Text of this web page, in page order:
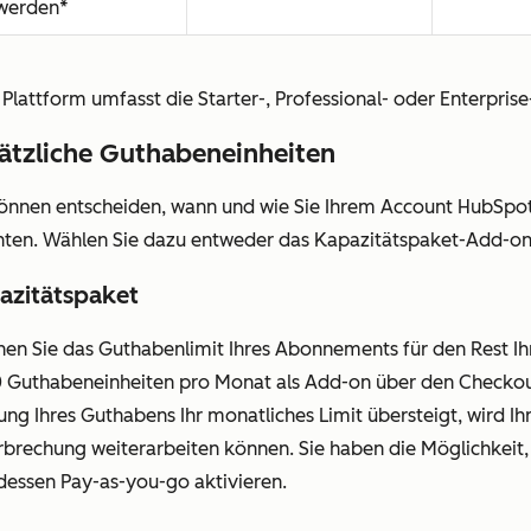
umfasst die Starter-, Professional- oder
Guthabeneinheiten
entscheiden, wann und wie Sie Ihrem Account
Wählen Sie dazu entweder das Kapazitätspaket-Add-
Sie das Guthabenlimit Ihres Abonnements für den Rest
Guthabeneinheiten pro Monat als Add-on über den
Ihres Guthabens Ihr monatliches Limit übersteigt, wird
weiterarbeiten können. Sie haben die
Pay-as-you-go aktivieren.